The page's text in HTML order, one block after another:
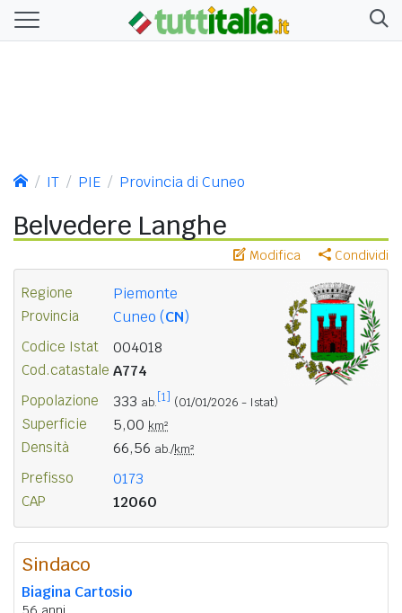
IT PIE Provincia di Cuneo
Belvedere Langhe
Modifica Condividi
Regione Piemonte
Provincia Cuneo (CN)
Codice Istat 004018
Cod.catastale A774
Popolazione 333 ab. [1] (01/01/2026 - Istat)
Superficie 5,00 km²
Densità 66,56 ab./km²
Prefisso 0173
CAP 12060
Sindaco
Biagina Cartosio